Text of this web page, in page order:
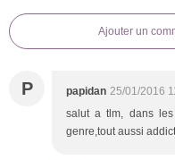
Ajouter un
P papidan 25/01/2016
salut a tlm, dans
genre,tout aussi